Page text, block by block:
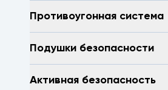
Противоугонная система
Подушки безопасности
Активная безопасность